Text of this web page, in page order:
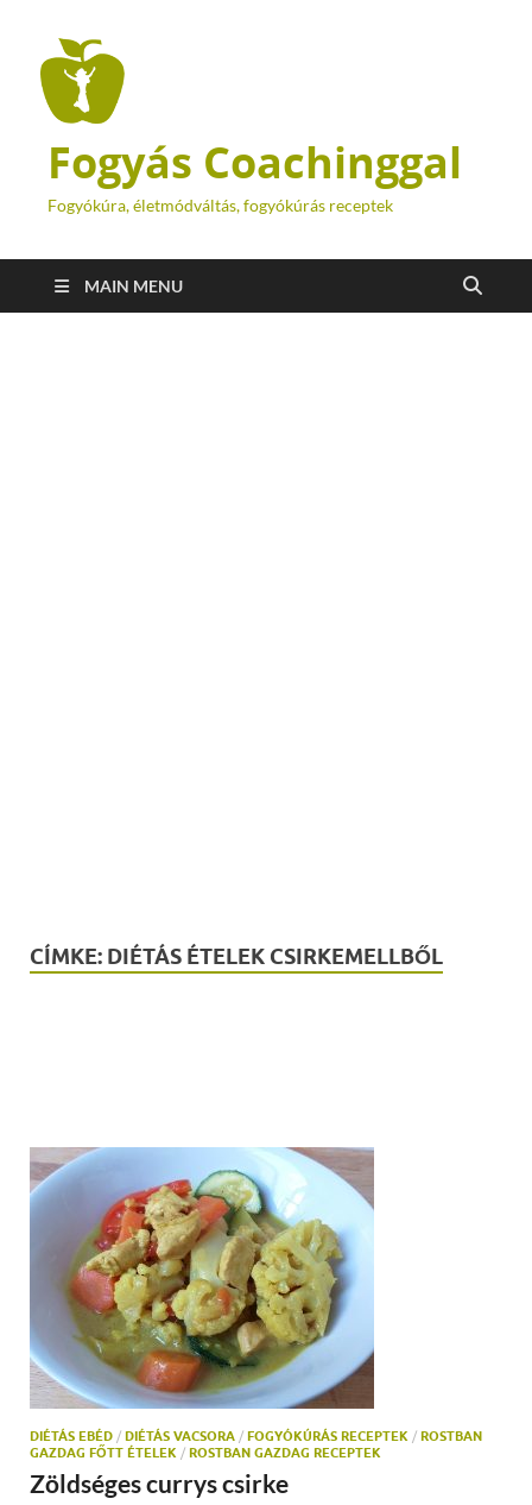
Fogyás Coachinggal
Fogyókúra, életmódváltás, fogyókúrás receptek
MAIN MENU
CÍMKE: DIÉTÁS ÉTELEK CSIRKEMELLBŐL
DIÉTÁS EBÉD / DIÉTÁS VACSORA / FOGYÓKÚRÁS RECEPTEK / ROSTBAN
GAZDAG FŐTT ÉTELEK / ROSTBAN GAZDAG RECEPTEK
Zöldséges currys csirke